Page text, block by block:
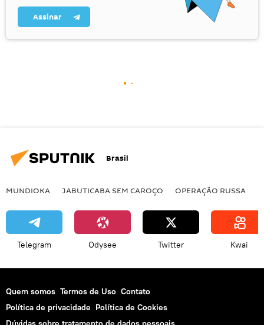
Assinar
Brasil
MUNDIOKA JABUTICABA SEM CAROÇO OPERAÇÃO RUSSA
Telegram Odysee Twitter Kwai
Quem somos Termos de Uso Contato
Política de privacidade Política de Cookies